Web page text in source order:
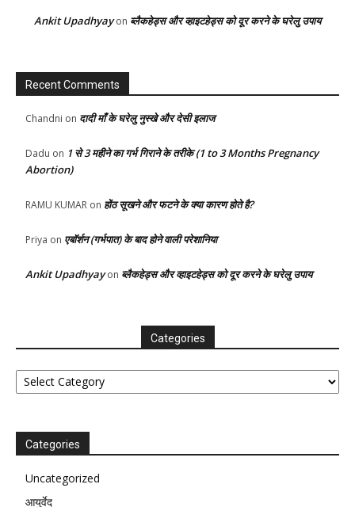
Ankit Upadhyayon ब्लैकहेड्स और व्हाइटहेड्स को दूर करने के घरेलु उपाय
Recent Comments
Chandni on दादी माँ के घरेलु नुस्खे और देसी इलाज
Dadu on 1 से 3 महीने का गर्भ गिराने के तरीके (1 to 3 Months Pregnancy
Abortion)
RAMU KUMAR on होंठ सूखने और फटने के क्या कारण होते है?
Priya on एबॉर्शन (गर्भपात) के बाद होने वाली परेशानिया
Ankit Upadhyayon ब्लैकहेड्स और व्हाइटहेड्स को दूर करने के घरेलु उपाय
Categories
Categories
Categories
Uncategorized
आयुर्वेद